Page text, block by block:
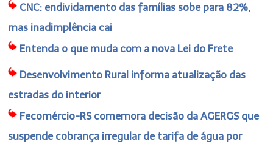
CNC: endividamento das famílias sobe para 82%,
mas inadimplência cai
Entenda o que muda com a nova Lei do Frete
Desenvolvimento Rural informa atualização das
estradas do interior
Fecomércio-RS comemora decisão da AGERGS que
suspende cobrança irregular de tarifa de água por